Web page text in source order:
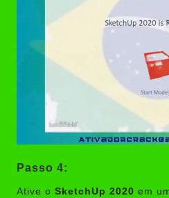
Passo 4:
Ative o SketchUp 2020 em